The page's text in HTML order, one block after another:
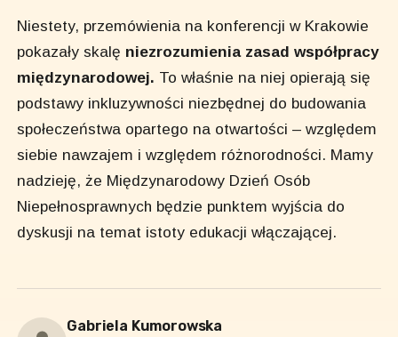
Niestety, przemówienia na konferencji w Krakowie
pokazały skalę niezrozumienia zasad współpracy
międzynarodowej. To właśnie na niej opierają się
podstawy inkluzywności niezbędnej do budowania
społeczeństwa opartego na otwartości – względem
siebie nawzajem i względem różnorodności. Mamy
nadzieję, że Międzynarodowy Dzień Osób
Niepełnosprawnych będzie punktem wyjścia do
dyskusji na temat istoty edukacji włączającej.
Gabriela Kumorowska